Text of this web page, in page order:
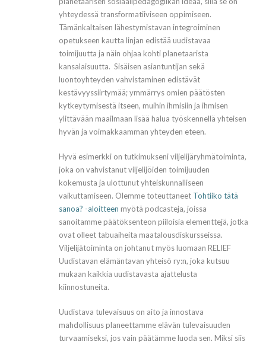
yhteydessä transformatiiviseen oppimiseen.
Tämänkaltaisen lähestymistavan integroiminen
opetukseen kautta linjan edistää uudistavaa
toimijuutta ja näin ohjaa kohti planetaarista
kansalaisuutta. Sisäisen asiantuntijan sekä
luontoyhteyden vahvistaminen edistävät
kestävyyssiirtymää; ymmärrys omien päätösten
kytkeytymisestä itseen, muihin ihmisiin ja ihmisen
ylittävään maailmaan lisää halua työskennellä yhteisen
hyvän ja voimakkaamman yhteyden eteen.
Hyvä esimerkki on tutkimukseni viljelijäryhmätoiminta,
joka on vahvistanut viljelijöiden toimijuuden
kokemusta ja ulottunut yhteiskunnalliseen
vaikuttamiseen. Olemme toteuttaneet Tohtiiko tätä
sanoa? -aloitteen myötä podcasteja, joissa
sanoitamme päätöksenteon piiloisia elementtejä, jotka
ovat olleet tabuaiheita maatalousdiskursseissa.
Viljelijätoiminta on johtanut myös luomaan RELIEF
Uudistavan elämäntavan yhteisö ry:n, joka kutsuu
mukaan kaikkia uudistavasta ajattelusta
kiinnostuneita.
Uudistava tulevaisuus on aito ja innostava
mahdollisuus planeettamme elävän tulevaisuuden
turvaamiseksi, jos vain päätämme luoda sen. Miksi siis